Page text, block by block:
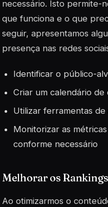
necessário. Isto permite-
que funciona e o que
seguir, apresentamos
presença nas redes
Identificar o público-
Criar um calendário de
Utilizar ferramentas
Monitorizar as
conforme necessário
Melhorar os
Ao otimizarmos o